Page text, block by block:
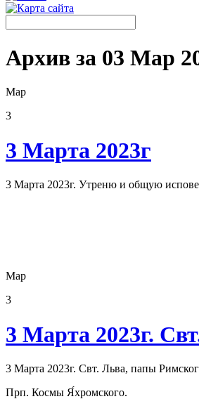
Архив за 03 Мар
Мар
3
3 Марта 2023г
3 Марта 2023г. Утреню и общую
Мар
3
3 Марта 2023г.
3 Марта 2023г. Свт. Льва, папы
Прп. Космы Я́хромского.